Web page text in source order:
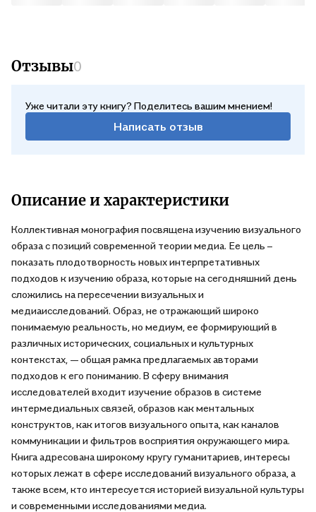
Отзывы0
Уже читали эту книгу? Поделитесь вашим мнением!
Написать отзыв
Описание и характеристики
Коллективная монография посвящена изучению визуального
образа с позиций современной теории медиа. Ее цель –
показать плодотворность новых интерпретативных
подходов к изучению образа, которые на сегодняшний день
сложились на пересечении визуальных и
медиаисследований. Образ, не отражающий широко
понимаемую реальность, но медиум, ее формирующий в
различных исторических, социальных и культурных
контекстах, — общая рамка предлагаемых авторами
подходов к его пониманию. В сферу внимания
исследователей входит изучение образов в системе
интермедиальных связей, образов как ментальных
конструктов, как итогов визуального опыта, как каналов
коммуникации и фильтров восприятия окружающего мира.
Книга адресована широкому кругу гуманитариев, интересы
которых лежат в сфере исследований визуального образа, а
также всем, кто интересуется историей визуальной культуры
и современными исследованиями медиа.